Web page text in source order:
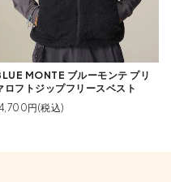
MONTE ブルーモンテ プリ
ロフトジップフリースベスト
円(税込)